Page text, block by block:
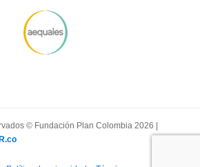
© Fundación Plan Colombia 2026 |